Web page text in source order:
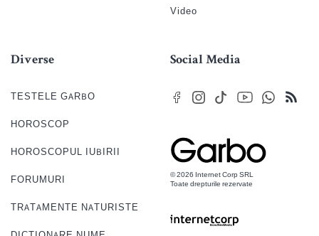
Video
Diverse
TESTELE GARBO
HOROSCOP
HOROSCOPUL IUBIRII
FORUMURI
TRATAMENTE NATURISTE
Social Media
© 2026 Internet Corp SRL
Toate drepturile rezervate